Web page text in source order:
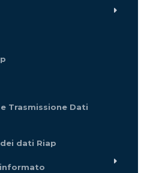
Trasmissione Dati
dati Riap
informato